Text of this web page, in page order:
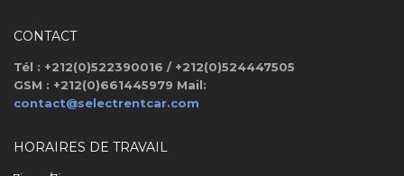
CONTACT
Tél : +212(0)522390016 / +212(0)524447505
GSM : +212(0)661445979 Mail:
contact@selectrentcar.com
HORAIRES DE TRAVAIL